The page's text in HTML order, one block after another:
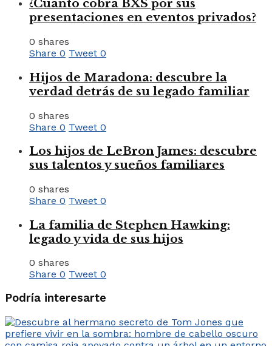
¿Cuánto cobra BXS por sus
presentaciones en eventos privados?
0 shares
Share 0 Tweet 0
Hijos de Maradona: descubre la
verdad detrás de su legado familiar
0 shares
Share 0 Tweet 0
Los hijos de LeBron James: descubre
sus talentos y sueños familiares
0 shares
Share 0 Tweet 0
La familia de Stephen Hawking:
legado y vida de sus hijos
0 shares
Share 0 Tweet 0
Podría interesarte